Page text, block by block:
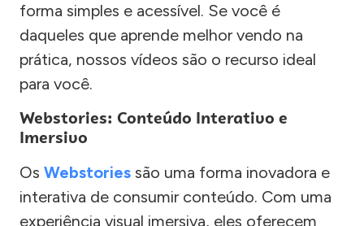
forma simples e acessível. Se você é
daqueles que aprende melhor vendo na
prática, nossos vídeos são o recurso ideal
para você.
Webstories: Conteúdo Interativo e
Imersivo
Os Webstories são uma forma inovadora e
interativa de consumir conteúdo. Com uma
experiência visual imersiva, eles oferecem